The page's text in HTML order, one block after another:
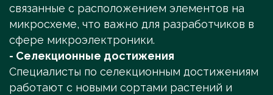
связанные с расположением элементов на
микросхеме, что важно для разработчиков в
сфере микроэлектроники.
- Селекционные достижения
Специалисты по селекционным достижениям
работают с новыми сортами растений и